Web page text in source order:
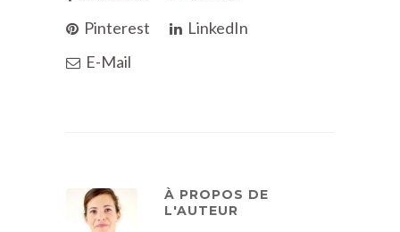
Pinterest
LinkedIn
E-Mail
À PROPOS DE
L'AUTEUR